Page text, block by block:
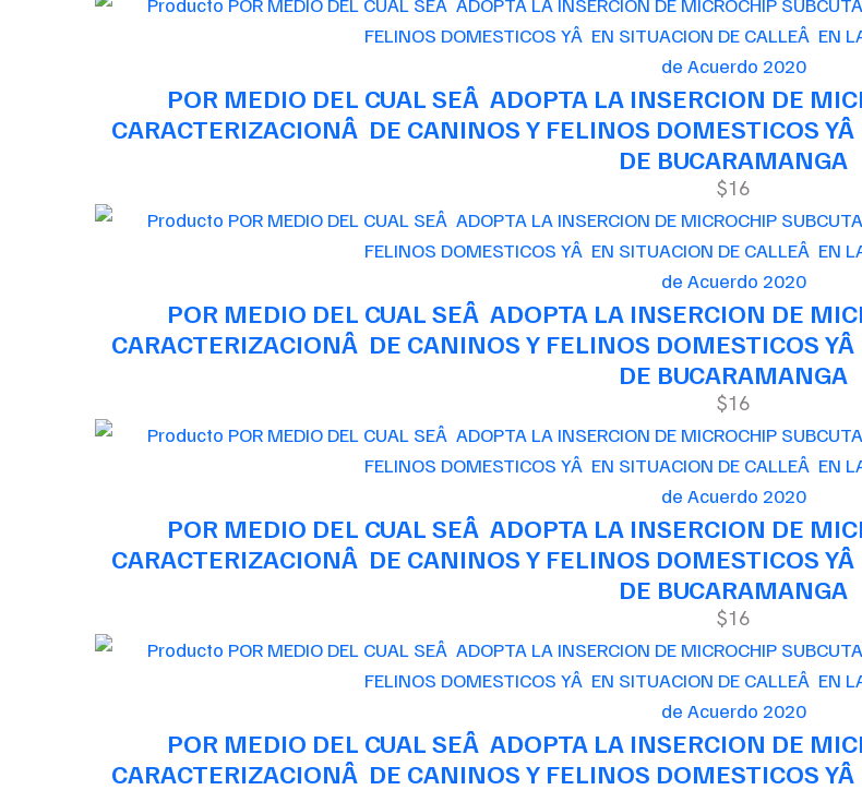
de Acuerdo 2020
POR MEDIO DEL CUAL SEÂ ADOPTA LA INSERCION DE
CARACTERIZACIONÂ DE CANINOS Y FELINOS DOMESTICOS
DE BUCARAMANGA
$16
de Acuerdo 2020
POR MEDIO DEL CUAL SEÂ ADOPTA LA INSERCION DE
CARACTERIZACIONÂ DE CANINOS Y FELINOS DOMESTICOS
DE BUCARAMANGA
$16
de Acuerdo 2020
POR MEDIO DEL CUAL SEÂ ADOPTA LA INSERCION DE
CARACTERIZACIONÂ DE CANINOS Y FELINOS DOMESTICOS
DE BUCARAMANGA
$16
de Acuerdo 2020
POR MEDIO DEL CUAL SEÂ ADOPTA LA INSERCION DE
CARACTERIZACIONÂ DE CANINOS Y FELINOS DOMESTICOS